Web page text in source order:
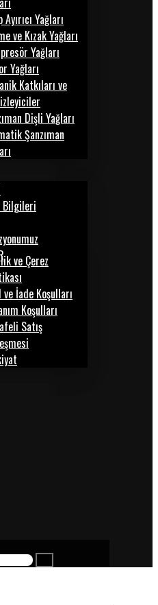
Ayırıcı Yağları
ve Kızak Yağları
Yağları
Yağları
Katkıları ve
Dişli Yağları
Şanzıman
Bilgileri
ve Çerez
İade Koşulları
Koşulları
Satış